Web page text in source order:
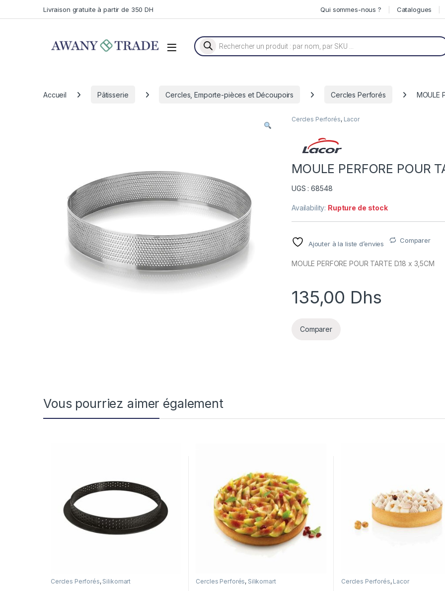
Livraison gratuite à partir de 350 DH Qui sommes-nous ? Catalogues
Recherche de produits
Accueil Pâtisserie Cercles, Emporte-pièces et Découpoirs Cercles Perforés MOULE
Cercles Perforés, Lacor
MOULE PERFORE POUR
UGS : 68548
Availability: Rupture de stock
Ajouter à la liste d’envies Comparer
MOULE PERFORE POUR TARTE D.18 x 3,5CM
135,00 Dhs
Comparer
Vous pourriez aimer également
Cercles Perforés, Silikomart Cercles Perforés, Silikomart Cercles Perforés, Lacor